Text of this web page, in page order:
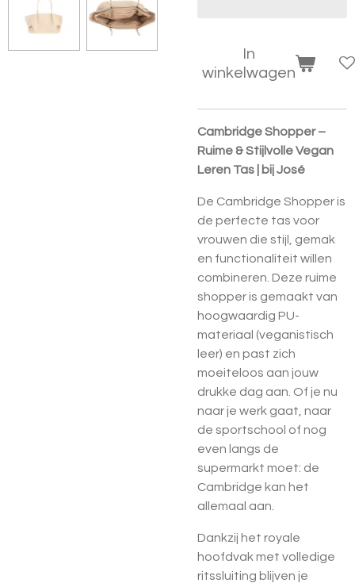
In
winkelwagen
Cambridge Shopper –
Ruime & Stijlvolle Vegan
Leren Tas | bij José
De Cambridge Shopperis
de perfecte tas voor
vrouwen die stijl, gemak
en functionaliteit willen
combineren. Deze ruime
shopper is gemaakt van
hoogwaardig PU-
materiaal (veganistisch
leer) en past zich
moeiteloos aan jouw
drukke dag aan. Of je nu
naar je werk gaat, naar
de sportschool of nog
even langs de
supermarkt moet: de
Cambridge kan het
allemaal aan.
Dankzij het royale
hoofdvak met volledige
ritssluiting blijven je